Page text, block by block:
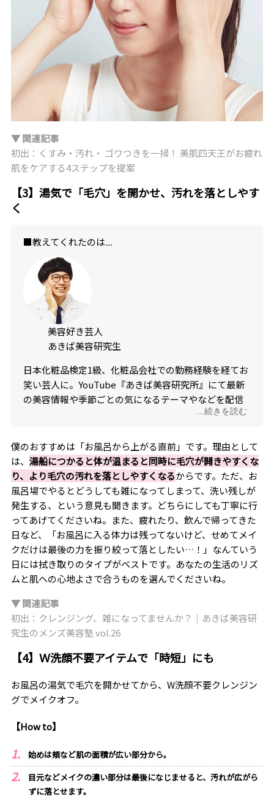
▼ 関連記事
初出：くすみ・汚れ・ ゴワつきを一掃！ 美肌四天王がお疲れ
肌をケアする4ステップを提案
【3】湯気で「毛穴」を開かせ、汚れを落としやす
く
■教えてくれたのは....
美容好き芸人
あきば美容研究生
日本化粧品検定1級、化粧品会社での勤務経験を経てお
笑い芸人に。YouTube『あきば美容研究所』にて最新
の美容情報や季節ごとの気になるテーマやなどを配信
...続きを読む
僕のおすすめは「お風呂から上がる直前」です。理由として
は、 湯船につかると体が温まると同時に毛穴が開きやすくな
り、より毛穴の汚れを落としやすくなるからです。ただ、お
風呂場でやるとどうしても雑になってしまって、洗い残しが
発生する、という意見も聞きます。どちらにしても丁寧に行
ってあげてくださいね。また、疲れたり、飲んで帰ってきた
日など、「お風呂に入る体力は残ってないけど、せめてメイ
クだけは最後の力を振り絞って落としたい…！」なんていう
日には拭き取りのタイプがベストです。あなたの生活のリズ
ムと肌への心地よさで合うものを選んでくださいね。
▼ 関連記事
初出：クレンジング、雑になってませんか？｜あきば美容研
究生のメンズ美容塾 vol.26
【4】Ｗ洗顔不要アイテムで「時短」にも
お風呂の湯気で毛穴を開かせてから、W洗顔不要クレンジン
グでメイクオフ。
【How to】
始めは頬など肌の面積が広い部分から。
目元などメイクの濃い部分は最後になじませると、汚れが広がら
ずに落とせます。